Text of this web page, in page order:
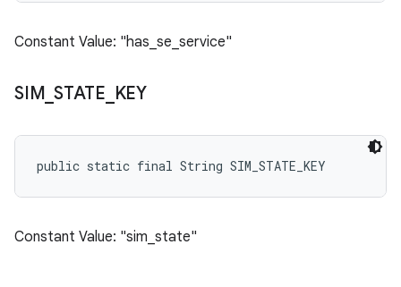
Constant Value: "has_se_service"
SIM STATE KEY
public static final String SIM_STATE_KEY
Constant Value: "sim_state"